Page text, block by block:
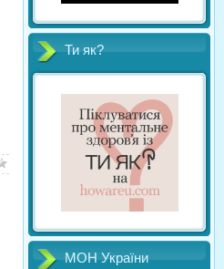
Ти як?
МОН України